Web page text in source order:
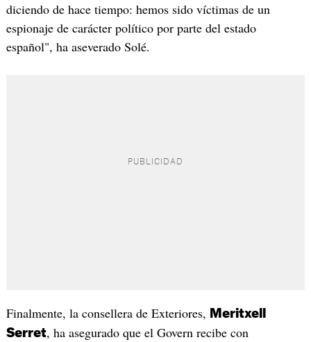
diciendo de hace tiempo: hemos sido víctimas de un
espionaje de carácter político por parte del estado
español", ha aseverado Solé.
Finalmente, la consellera de Exteriores,
Meritxell
Serret, ha asegurado que el Govern recibe con